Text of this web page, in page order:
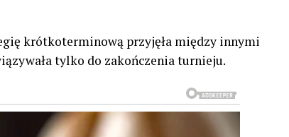
krótkoterminową przyjęła między innymi
tylko do zakończenia turnieju.